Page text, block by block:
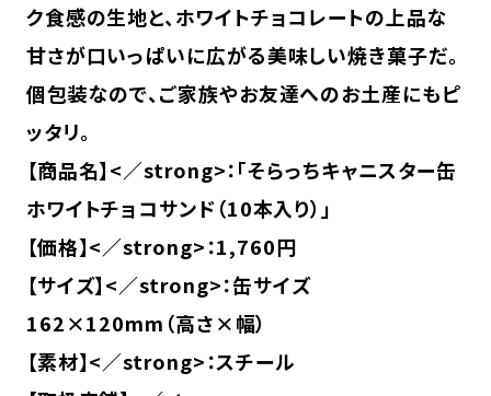
ク食感の生地と、ホワイトチョコレートの上品な
甘さが口いっぱいに広がる美味しい焼き菓子だ。
個包装なので、ご家族やお友達へのお土産にもピ
ッタリ。
【商品名】<／strong>：「そらっちキャニスター缶
ホワイトチョコサンド（10本入り）」
【価格】<／strong>：1,760円
【サイズ】<／strong>：缶サイズ
162×120mm（高さ×幅）
【素材】<／strong>：スチール